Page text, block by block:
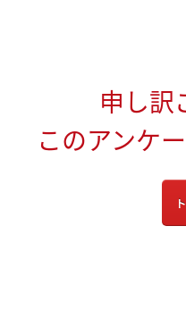
申し訳
このアンケ